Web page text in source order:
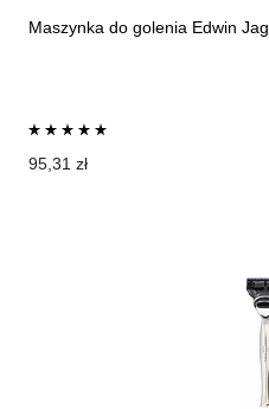
Maszynka do golenia Edwin
95,31 zł